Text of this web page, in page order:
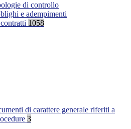
di controllo
e adempimenti
1058
di carattere generale riferiti a
3